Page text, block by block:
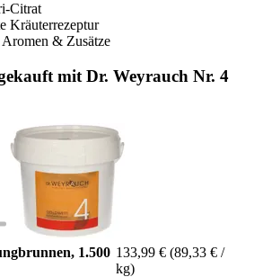
Citrat
Kräuterrezeptur
& Zusätze
mit Dr. Weyrauch Nr. 4
1.500 133,99 € (89,33 € /
kg)